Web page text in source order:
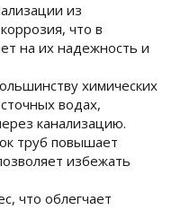
из
что в
на их надежность и
химических
водах,
канализацию.
труб повышает
избежать
что облегчает